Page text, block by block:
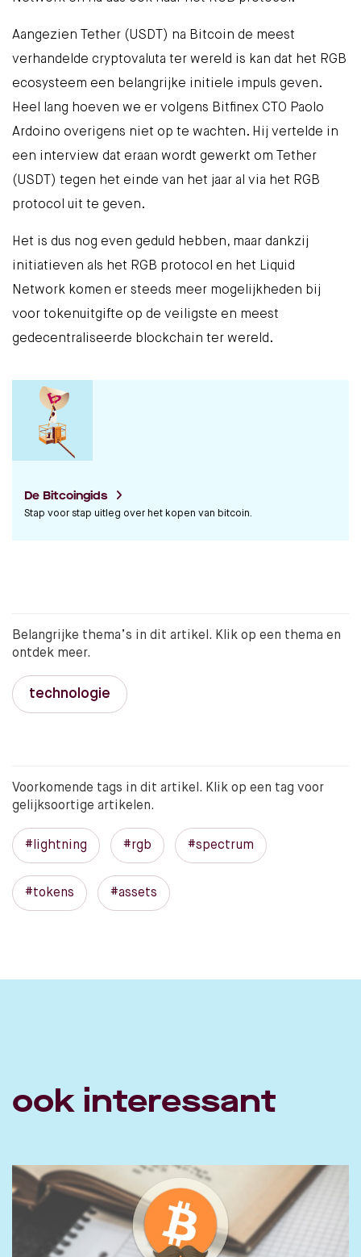
Aangezien Tether (USDT) na Bitcoin de meest
verhandelde cryptovaluta ter wereld is kan dat het RGB
ecosysteem een belangrijke initiele impuls geven.
Heel lang hoeven we er volgens Bitfinex CTO Paolo
Ardoino overigens niet op te wachten. Hij vertelde in
een interview dat eraan wordt gewerkt om Tether
(USDT) tegen het einde van het jaar al via het RGB
protocol uit te geven.
Het is dus nog even geduld hebben, maar dankzij
initiatieven als het RGB protocol en het Liquid
Network komen er steeds meer mogelijkheden bij
voor tokenuitgifte op de veiligste en meest
gedecentraliseerde blockchain ter wereld.
De Bitcoingids
Stap voor stap uitleg over het kopen van bitcoin.
Belangrijke thema’s in dit artikel. Klik op een thema en
ontdek meer.
technologie
Voorkomende tags in dit artikel. Klik op een tag voor
gelijksoortige artikelen.
#lightning #rgb #spectrum
#tokens #assets
ook interessant